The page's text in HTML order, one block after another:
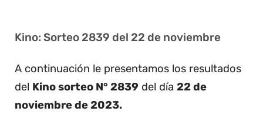
Kino: Sorteo 2839 del 22 de noviembre
A continuación le presentamos los resultados
del Kino sorteo N° 2839 del día 22 de
noviembre de 2023.